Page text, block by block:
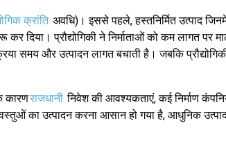
क्रांति अवधि)। इससे पहले, हस्तनिर्मित उत्पाद
कर दिया। प्रौद्योगिकी ने निर्माताओं को कम लागत
समय और उत्पादन लागत बचाती है। जबकि
कारणराजधानी निवेश की आवश्यकताएं, कई निर्माण
का उत्पादन करना आसान हो गया है, आधुनिक